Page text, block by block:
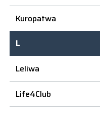
Kuropatwa
L
Leliwa
Life4Club